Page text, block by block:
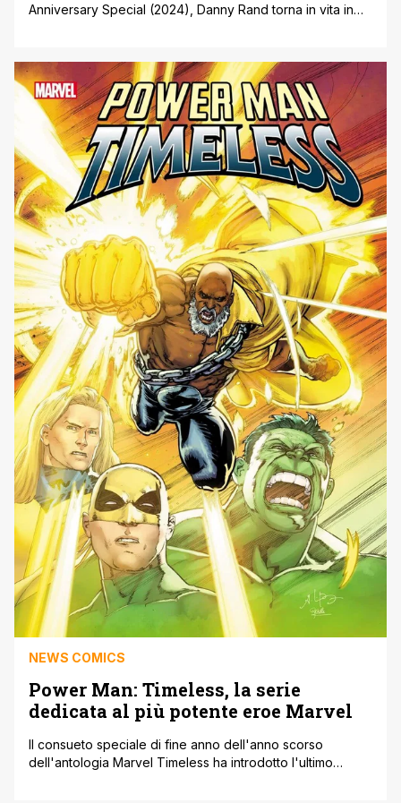
Anniversary Special (2024), Danny Rand torna in vita in
disegnata da Fran Galán, la serie di quattro numeri
debutterà negli Stati Uniti il 10 settembre 2025. [']
NEWS COMICS
Power Man: Timeless, la serie
dedicata al più potente eroe Marvel
Il consueto speciale di fine anno dell'anno scorso
dell'antologia Marvel Timeless ha introdotto l'ultimo